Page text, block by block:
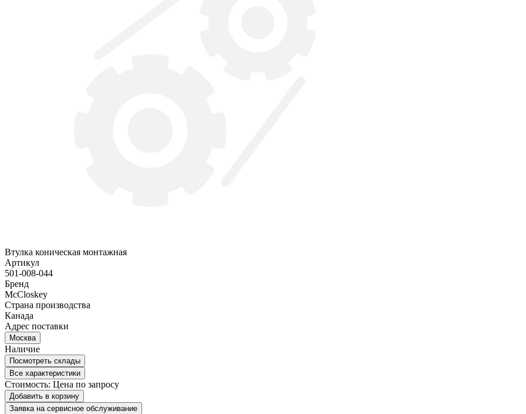
Втулка коническая монтажная
Артикул
501-008-044
Бренд
McCloskey
Страна производства
Канада
Адрес поставки
Москва
Наличие
Посмотреть склады
Все характеристики
Стоимость: Цена по запросу
Добавить в корзину
Заявка на сервисное обслуживание